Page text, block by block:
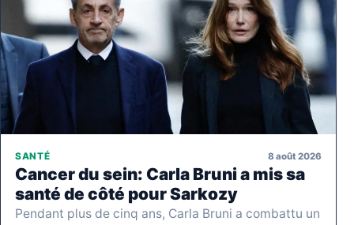
SANTÉ 8 août 2026
Cancer du sein: Carla Bruni a mis sa
santé de côté pour Sarkozy
Pendant plus de cinq ans, Carla Bruni a combattu un